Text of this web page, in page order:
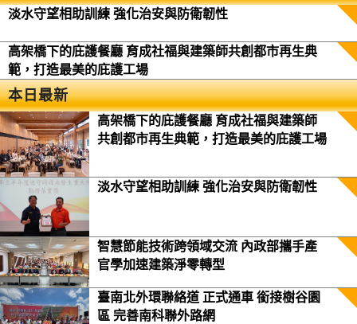
淡水守望相助訓練 強化治安與防衛韌性
高架橋下的庇護餐廳 育成社福與建築師共創都市再生典
範，打造最美的庇護工場
本日最新
高架橋下的庇護餐廳 育成社福與建築師
共創都市再生典範，打造最美的庇護工場
淡水守望相助訓練 強化治安與防衛韌性
智慧節能技術跨領域交流 內政部攜手產
官學加速建築淨零轉型
臺南北外環聯絡道 正式通車 銜接樹谷園
區 完善南科聯外路網